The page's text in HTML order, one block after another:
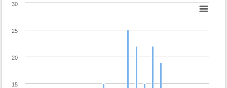
15
20
25
30